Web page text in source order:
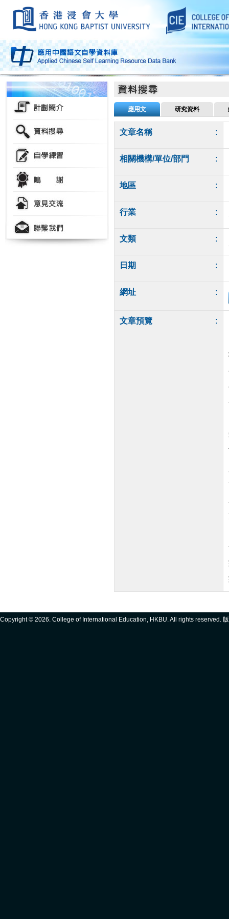
應用文 研究資料
文章名稱 :
相關機構/單位/部門 :
地區 :
行業 :
文類 :
日期 :
網址 :
文章預覽 :
Copyright © 2026. College of International Education, HKBU. All rights reserved.